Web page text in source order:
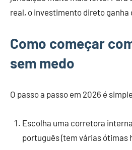
real, o investimento direto ganha
Como começar
sem medo
O passo a passo em 2026 é
Escolha uma corretora
português (tem várias ótimas